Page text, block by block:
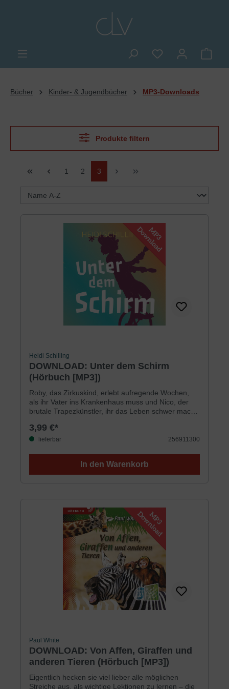
Du hast 0
Bücher Kinder- & Jugendbücher MP3-Downloads
Produkte filtern
Seite
1 Seite
2 Seite
3
Heidi Schilling
DOWNLOAD: Unter dem Schirm
(Hörbuch [MP3])
Roby, das Zirkuskind, erlebt aufregende Wochen,
als ihr Vater ins Krankenhaus muss und Nico, der
brutale Trapezkünstler, ihr das Leben schwer macht.
einem Bibelvers die Rede ist? Doch dann erfährt
Roby, dass Gott tatsächlich da ist und sie trotz allem
3,99 €*
lieferbar 256911300
In den Warenkorb
Paul White
DOWNLOAD: Von Affen, Giraffen und
anderen Tieren (Hörbuch [MP3])
Eigentlich hecken sie viel lieber alle möglichen
Streiche aus, als wichtige Lektionen zu lernen – die